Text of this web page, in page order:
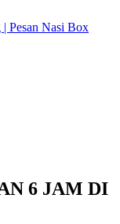
6 JAM DI